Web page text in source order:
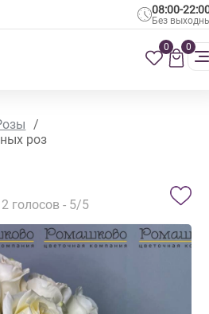
08:00-
Без
0 0
/
роз
2 голосов - 5/5
СЕЗОННЫЕ ЦВЕТЫ